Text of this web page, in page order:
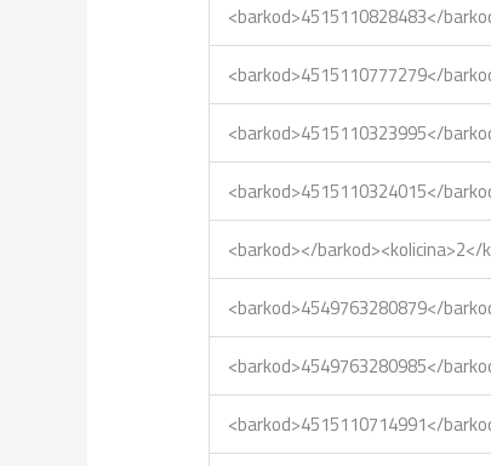
<barkod>4515110828483</
<barkod>4515110777279</
<barkod>4515110323995</
<barkod>4515110324015</
<barkod></
<barkod>4549763280879</
<barkod>4549763280985</
<barkod>4515110714991</